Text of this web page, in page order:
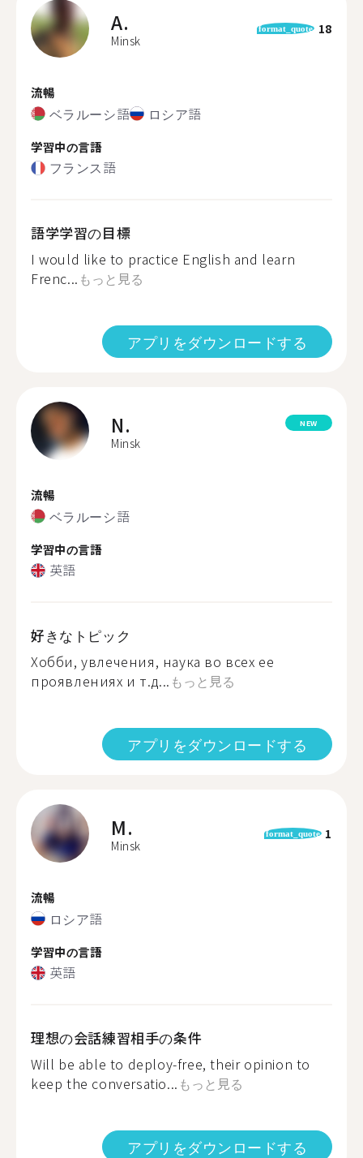
A.
Minsk
format_quote 18
流暢
ベラルーシ語 ロシア語
学習中の言語
フランス語
語学学習の目標
I would like to practice English and learn
Frenc... もっと見る
アプリをダウンロードする
N.
Minsk
NEW
流暢
ベラルーシ語
学習中の言語
英語
好きなトピック
Хобби, увлечения, наука во всех ее
проявлениях и т.д... もっと見る
アプリをダウンロードする
M.
Minsk
format_quote 1
流暢
ロシア語
学習中の言語
英語
理想の会話練習相手の条件
Will be able to deploy-free, their opinion to
keep the conversatio... もっと見る
アプリをダウンロードする